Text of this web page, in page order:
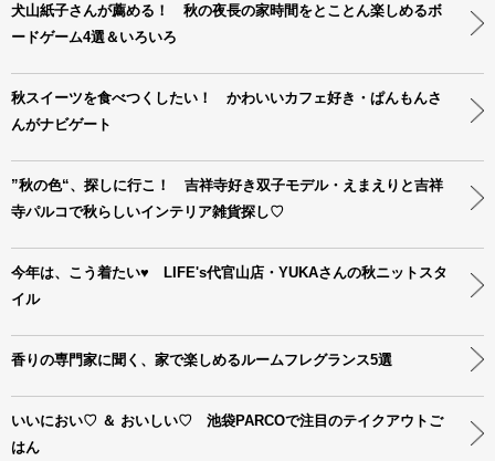
犬山紙子さんが薦める！ 秋の夜長の家時間をとことん楽しめるボ
ードゲーム4選＆いろいろ
秋スイーツを食べつくしたい！ かわいいカフェ好き・ぱんもんさ
んがナビゲート
”秋の色“、探しに行こ！ 吉祥寺好き双子モデル・えまえりと吉祥
寺パルコで秋らしいインテリア雑貨探し♡
今年は、こう着たい♥ LIFE's代官山店・YUKAさんの秋ニットスタ
イル
香りの専門家に聞く、家で楽しめるルームフレグランス5選
いいにおい♡ ＆ おいしい♡ 池袋PARCOで注目のテイクアウトご
はん